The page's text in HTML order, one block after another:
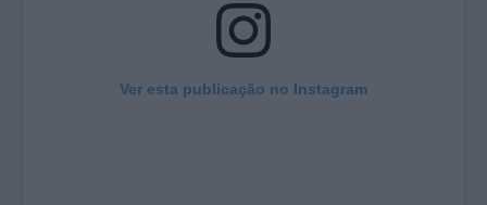
Ver esta publicação no Instagram